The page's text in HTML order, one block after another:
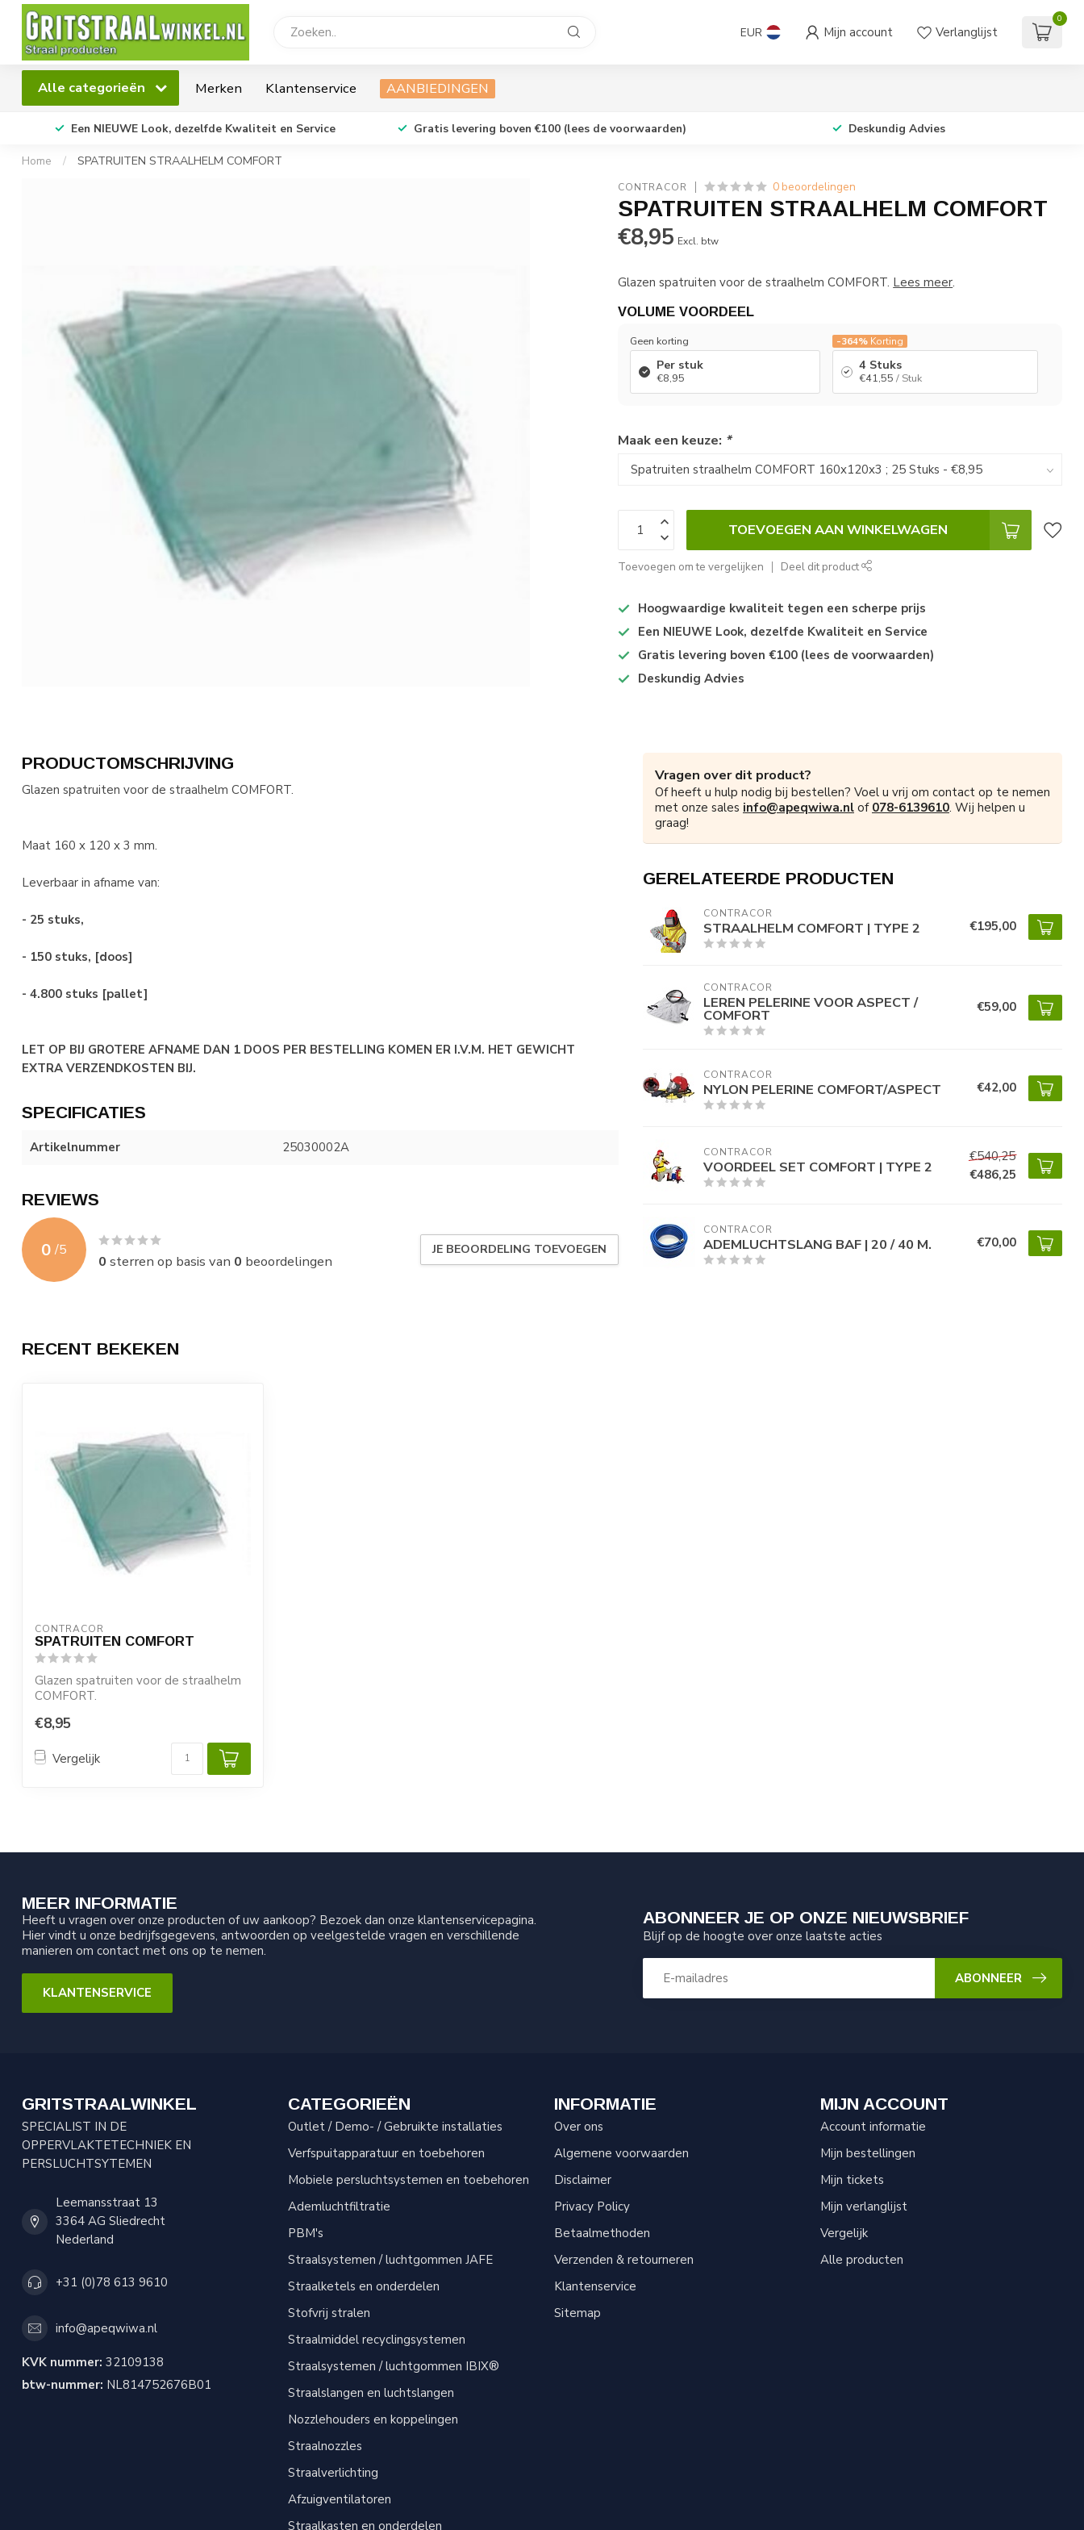
EUR Mijn account Verlanglijst
0
Alle categorieën Merken Klantenservice AANBIEDINGEN
Een NIEUWE Look, dezelfde Kwaliteit en Service Gratis levering boven €100 (lees de voorwaarden) Deskundig Advies
Home / SPATRUITEN STRAALHELM COMFORT
CONTRACOR 0 beoordelingen
SPATRUITEN STRAALHELM COMFORT
€8,95 Excl. btw
Glazen spatruiten voor de straalhelm COMFORT. Lees meer.
VOLUME VOORDEEL
Geen korting
Per stuk
€8,95
-364%Korting
4 Stuks
€41,55 / Stuk
Maak een keuze: *
TOEVOEGEN AAN WINKELWAGEN
Toevoegen om te vergelijken Deel dit product
Hoogwaardige kwaliteit tegen een scherpe prijs
Een NIEUWE Look, dezelfde Kwaliteit en Service
Gratis levering boven €100 (lees de voorwaarden)
Deskundig Advies
PRODUCTOMSCHRIJVING
Glazen spatruiten voor de straalhelm COMFORT.
Maat 160 x 120 x 3 mm.
Leverbaar in afname van:
- 25 stuks,
- 150 stuks, [doos]
- 4.800 stuks [pallet]
LET OP BIJ GROTERE AFNAME DAN 1 DOOS PER BESTELLING KOMEN ER I.V.M. HET GEWICHT
EXTRA VERZENDKOSTEN BIJ.
SPECIFICATIES
Artikelnummer 25030002A
REVIEWS
0 /5
0 sterren op basis van 0 beoordelingen
JE BEOORDELING TOEVOEGEN
Vragen over dit product?
Of heeft u hulp nodig bij bestellen? Voel u vrij om contact op te nemen
met onze sales info@apeqwiwa.nl of 078-6139610. Wij helpen u
graag!
GERELATEERDE PRODUCTEN
CONTRACOR
STRAALHELM COMFORT | TYPE 2 €195,00
CONTRACOR
LEREN PELERINE VOOR ASPECT /
COMFORT €59,00
CONTRACOR
NYLON PELERINE COMFORT/ASPECT €42,00
CONTRACOR
VOORDEEL SET COMFORT | TYPE 2
€540,25
€486,25
CONTRACOR
ADEMLUCHTSLANG BAF | 20 / 40 M. €70,00
RECENT BEKEKEN
CONTRACOR
SPATRUITEN COMFORT
Glazen spatruiten voor de straalhelm
COMFORT.
€8,95
Vergelijk
MEER INFORMATIE
Heeft u vragen over onze producten of uw aankoop? Bezoek dan onze klantenservicepagina.
Hier vindt u onze bedrijfsgegevens, antwoorden op veelgestelde vragen en verschillende
manieren om contact met ons op te nemen.
KLANTENSERVICE
ABONNEER JE OP ONZE NIEUWSBRIEF
Blijf op de hoogte over onze laatste acties
ABONNEER
GRITSTRAALWINKEL
SPECIALIST IN DE
OPPERVLAKTETECHNIEK EN
PERSLUCHTSYTEMEN
Leemansstraat 13
3364 AG Sliedrecht
Nederland
+31 (0)78 613 9610
info@apeqwiwa.nl
KVK nummer: 32109138
btw-nummer: NL814752676B01
CATEGORIEËN
Outlet / Demo- / Gebruikte installaties
Verfspuitapparatuur en toebehoren
Mobiele persluchtsystemen en toebehoren
Ademluchtfiltratie
PBM's
Straalsystemen / luchtgommen JAFE
Straalketels en onderdelen
Stofvrij stralen
Straalmiddel recyclingsystemen
Straalsystemen / luchtgommen IBIX®
Straalslangen en luchtslangen
Nozzlehouders en koppelingen
Straalnozzles
Straalverlichting
Afzuigventilatoren
Straalkasten en onderdelen
INFORMATIE
Over ons
Algemene voorwaarden
Disclaimer
Privacy Policy
Betaalmethoden
Verzenden & retourneren
Klantenservice
Sitemap
MIJN ACCOUNT
Account informatie
Mijn bestellingen
Mijn tickets
Mijn verlanglijst
Vergelijk
Alle producten